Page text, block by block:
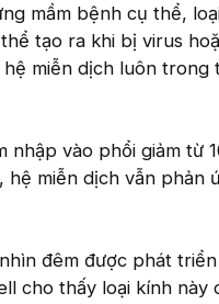
mầm bệnh cụ thể,
tạo ra khi bị virus
miễn dịch luôn trong
vào phổi giảm từ
miễn dịch vẫn phản
đêm được phát
cho thấy loại kính này